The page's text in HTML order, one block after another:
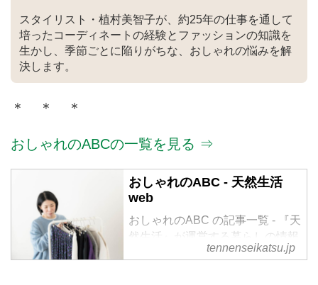
スタイリスト・植村美智子が、約25年の仕事を通して
培ったコーディネートの経験とファッションの知識を
生かし、季節ごとに陥りがちな、おしゃれの悩みを解
決します。
＊ ＊ ＊
おしゃれのABCの一覧を見る ⇒
おしゃれのABC - 天然生活
web
おしゃれのABC の記事一覧 - 『天
然生活』が運営する暮らしの情報
サイト。食やファッション、暮ら
tennenseikatsu.jp